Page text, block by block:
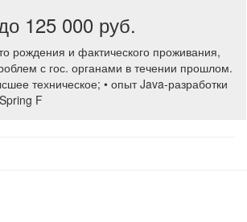
125 000 руб.
рождения и фактического проживания,
с гос. органами в течении прошлом.
техническое; • опыт Java-разработки
F